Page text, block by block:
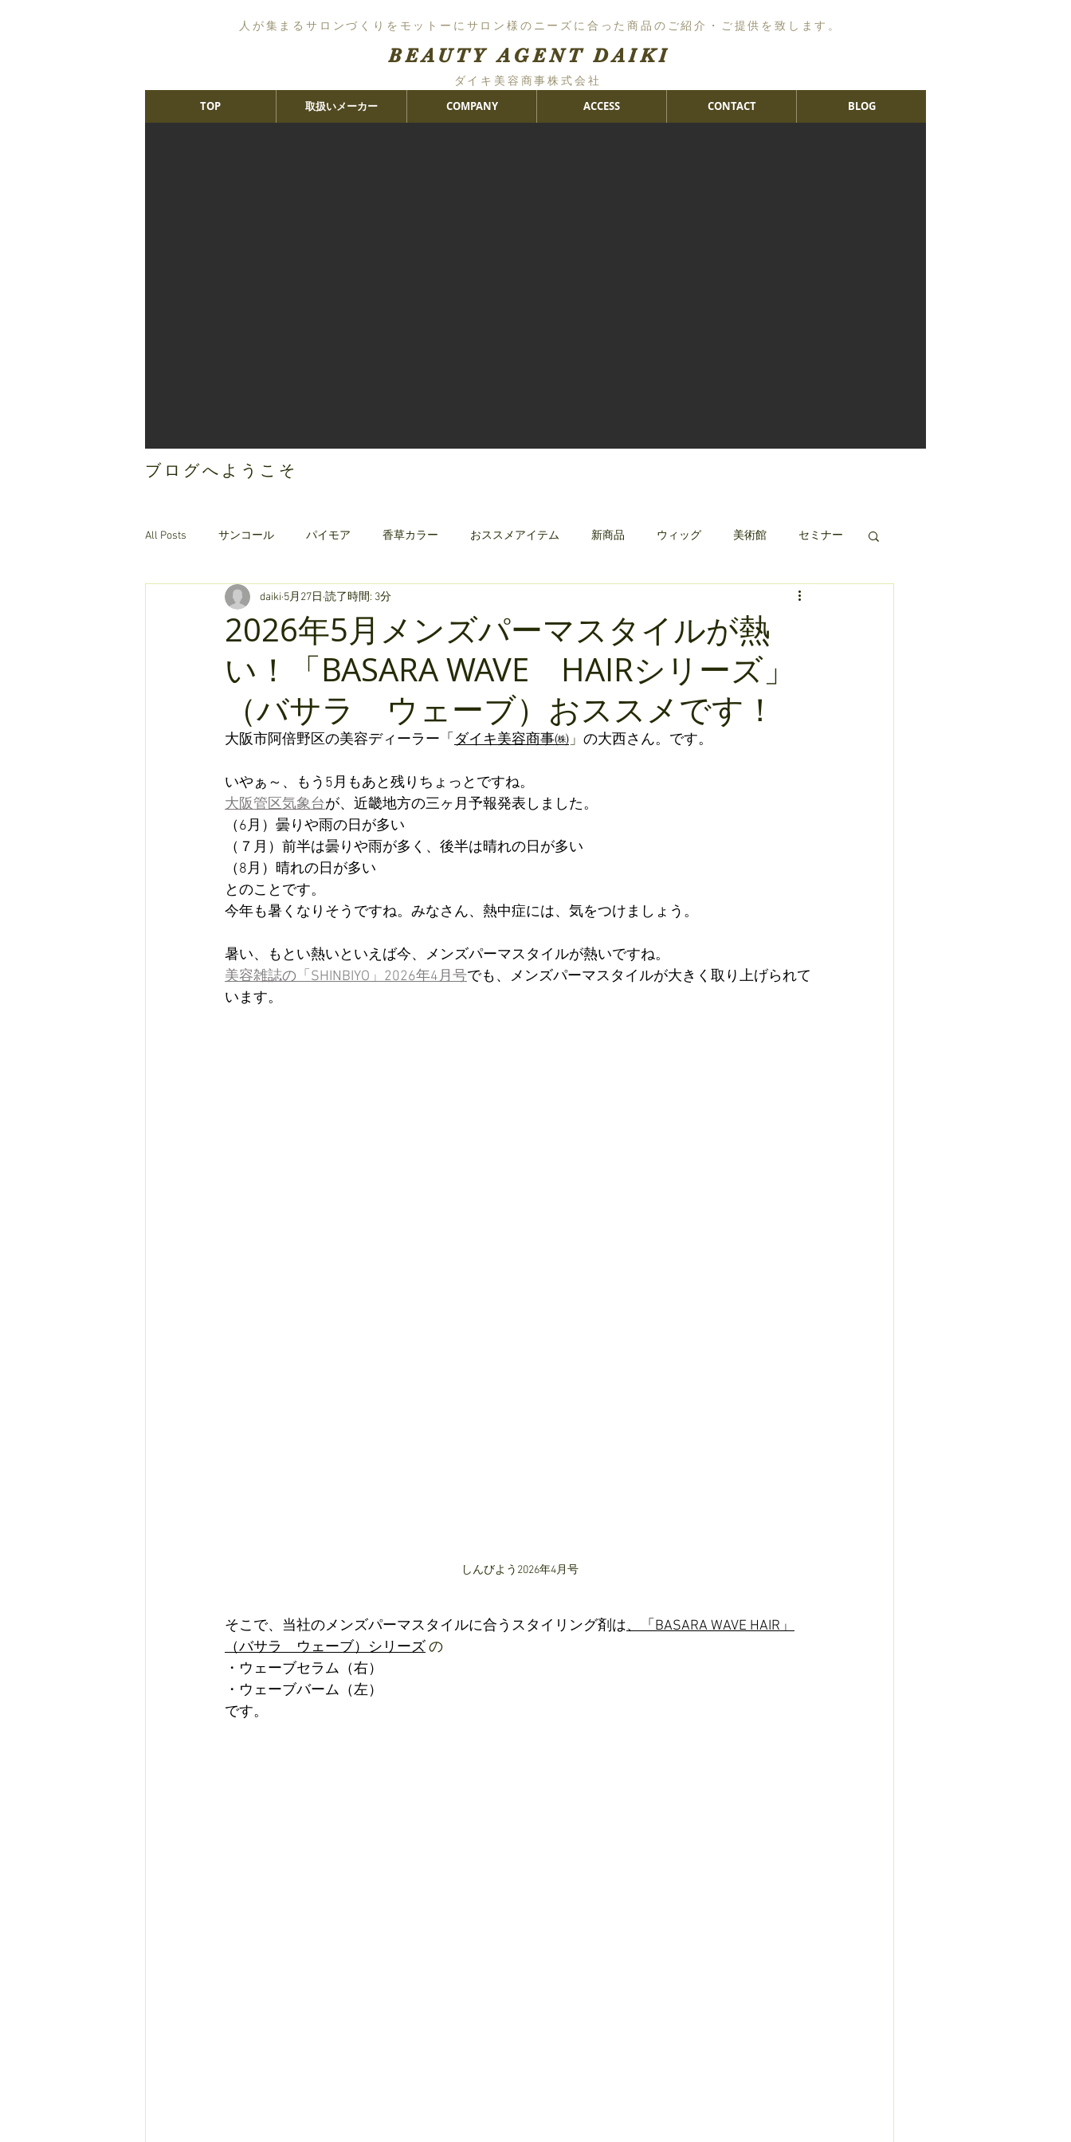
人が集まるサロンづくりをモットーにサロン様のニーズに合った商品のご紹介・ご提供を致します。
BEAUTY AGENT DAIKI
TOP 取扱いメーカー COMPANY ACCESS CONTACT BLOG
ダイキ美容商事株式会社
ブログへようこそ
All Posts サンコール パイモア 香草カラー おススメアイテム 新商品 ウィッグ 美術館 セミナー
オリジナルヘアケア クリレージュ
2026年5月メンズパーマスタイルが熱
い！「BASARA WAVE HAIRシリーズ」
（バサラ ウェーブ）おススメです！
daiki 5月27日 読了時間: 3分
大阪市阿倍野区の美容ディーラー「 ダイキ美容商事㈱ 」 の大西さん。です。
いやぁ～、もう5月もあと残りちょっとですね。
大阪管区気象台が、近畿地方の三ヶ月予報発表しました。
（6月）曇りや雨の日が多い
（７月）前半は曇りや雨が多く、後半は晴れの日が多い
（8月）晴れの日が多い
とのことです。
今年も暑くなりそうですね。みなさん、熱中症には、気をつけましょう。
暑い、もとい熱いといえば今、メンズパーマスタイルが熱いですね。
美容雑誌の「SHINBIYO」2026年4月号でも、メンズパーマスタイルが大きく取り上げられて
います。
しんびよう2026年4月号
そこで、当社のメンズパーマスタイルに合うスタイリング剤は、「BASARA WAVE HAIR」
（バサラ　ウェーブ）シリーズ の
・ウェーブセラム（右）
・ウェーブバーム（左）
です。